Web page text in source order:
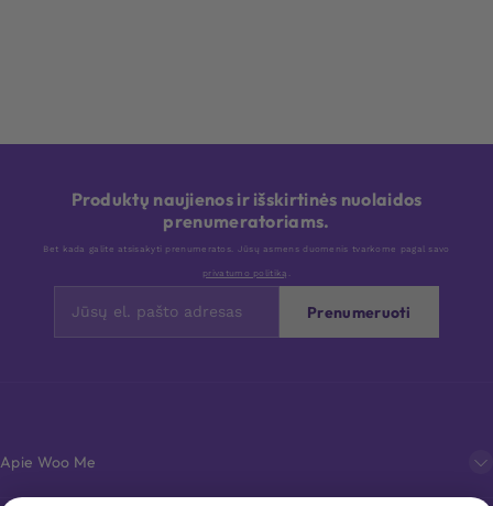
Produktų naujienos ir išskirtinės nuolaidos
prenumeratoriams.
Bet kada galite atsisakyti prenumeratos. Jūsų asmens duomenis tvarkome pagal savo
privatumo politiką .
Prenumeruoti
Apie Woo Me